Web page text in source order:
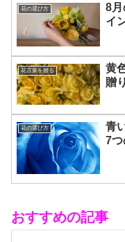
花の選び方
8月
イ
花言葉を贈る
黄
贈
花の選び方
青
7つ
おすすめの記事